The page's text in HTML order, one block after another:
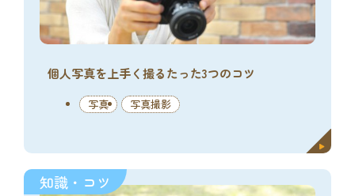
個人写真を上手く撮るたった3つのコツ
写真 写真撮影
知識・コツ